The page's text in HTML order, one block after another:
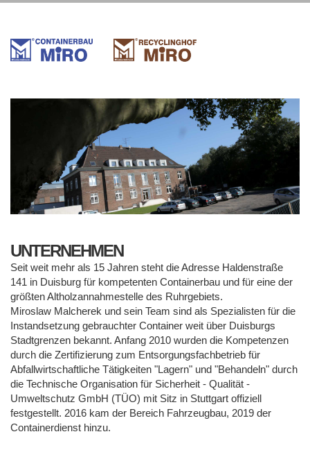
UNTERNEHMEN
Seit weit mehr als 15 Jahren steht die Adresse Haldenstraße
141 in Duisburg für kompetenten Containerbau und für eine der
größten Altholzannahmestelle des Ruhrgebiets.
Miroslaw Malcherek und sein Team sind als Spezialisten für die
Instandsetzung gebrauchter Container weit über Duisburgs
Stadtgrenzen bekannt. Anfang 2010 wurden die Kompetenzen
durch die Zertifizierung zum Entsorgungsfachbetrieb für
Abfallwirtschaftliche Tätigkeiten "Lagern" und "Behandeln" durch
die Technische Organisation für Sicherheit - Qualität -
Umweltschutz GmbH (TÜO) mit Sitz in Stuttgart offiziell
festgestellt. 2016 kam der Bereich Fahrzeugbau, 2019 der
Containerdienst hinzu.